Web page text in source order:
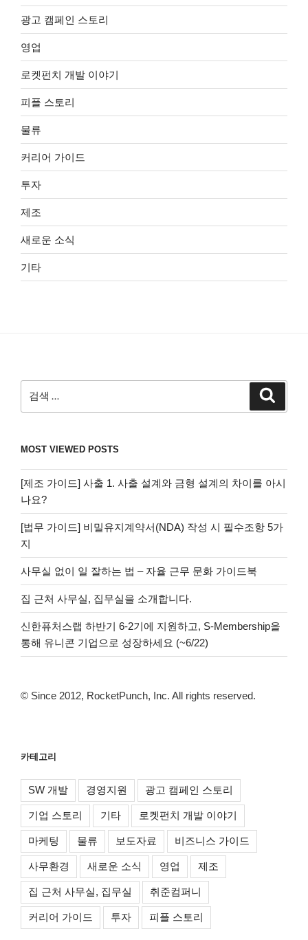
광고 캠페인 스토리
영업
로켓펀치 개발 이야기
피플 스토리
물류
커리어 가이드
투자
제조
새로운 소식
기타
색:
MOST VIEWED POSTS
[제조 가이드] 사출 1. 사출 설계와 금형 설계의 차이를 아시
나요?
[법무 가이드] 비밀유지계약서(NDA) 작성 시 필수조항 5가
지
사무실 없이 일 잘하는 법 – 자율 근무 문화 가이드북
집 근처 사무실, 집무실을 소개합니다.
신한퓨처스랩 하반기 6-2기에 지원하고, S-Membership을
통해 유니콘 기업으로 성장하세요 (~6/22)
© Since 2012, RocketPunch, Inc. All rights reserved.
카테고리
SW 개발 경영지원 광고 캠페인 스토리
기업 스토리 기타 로켓펀치 개발 이야기
마케팅 물류 보도자료 비즈니스 가이드
사무환경 새로운 소식 영업 제조
집 근처 사무실, 집무실 취준컴퍼니
커리어 가이드 투자 피플 스토리